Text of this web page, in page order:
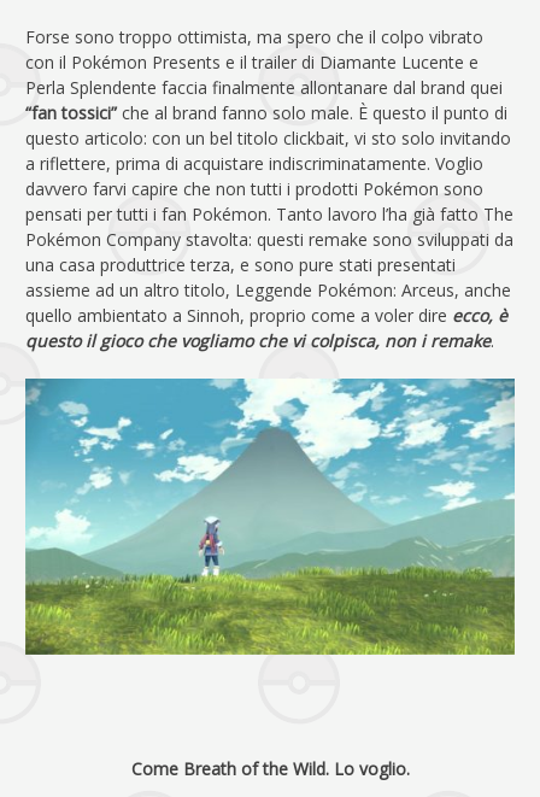
Forse sono troppo ottimista, ma spero che il colpo vibrato
con il Pokémon Presents e il trailer di Diamante Lucente e
Perla Splendente faccia finalmente allontanare dal brand quei
“fan tossici” che al brand fanno solo male. È questo il punto di
questo articolo: con un bel titolo clickbait, vi sto solo invitando
a riflettere, prima di acquistare indiscriminatamente. Voglio
davvero farvi capire che non tutti i prodotti Pokémon sono
pensati per tutti i fan Pokémon. Tanto lavoro l’ha già fatto The
Pokémon Company stavolta: questi remake sono sviluppati da
una casa produttrice terza, e sono pure stati presentati
assieme ad un altro titolo, Leggende Pokémon: Arceus, anche
quello ambientato a Sinnoh, proprio come a voler dire ecco, è
questo il gioco che vogliamo che vi colpisca, non i remake.
Come Breath of the Wild. Lo voglio.